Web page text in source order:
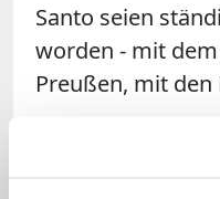
Santo seien
worden - mit
Preußen, mit
Cordes verwies